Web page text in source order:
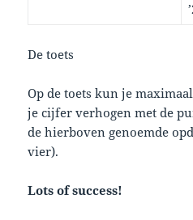
De toets
Op de toets kun je
je cijfer verhogen met de
de hierboven genoemde
vier).
Lots of success!